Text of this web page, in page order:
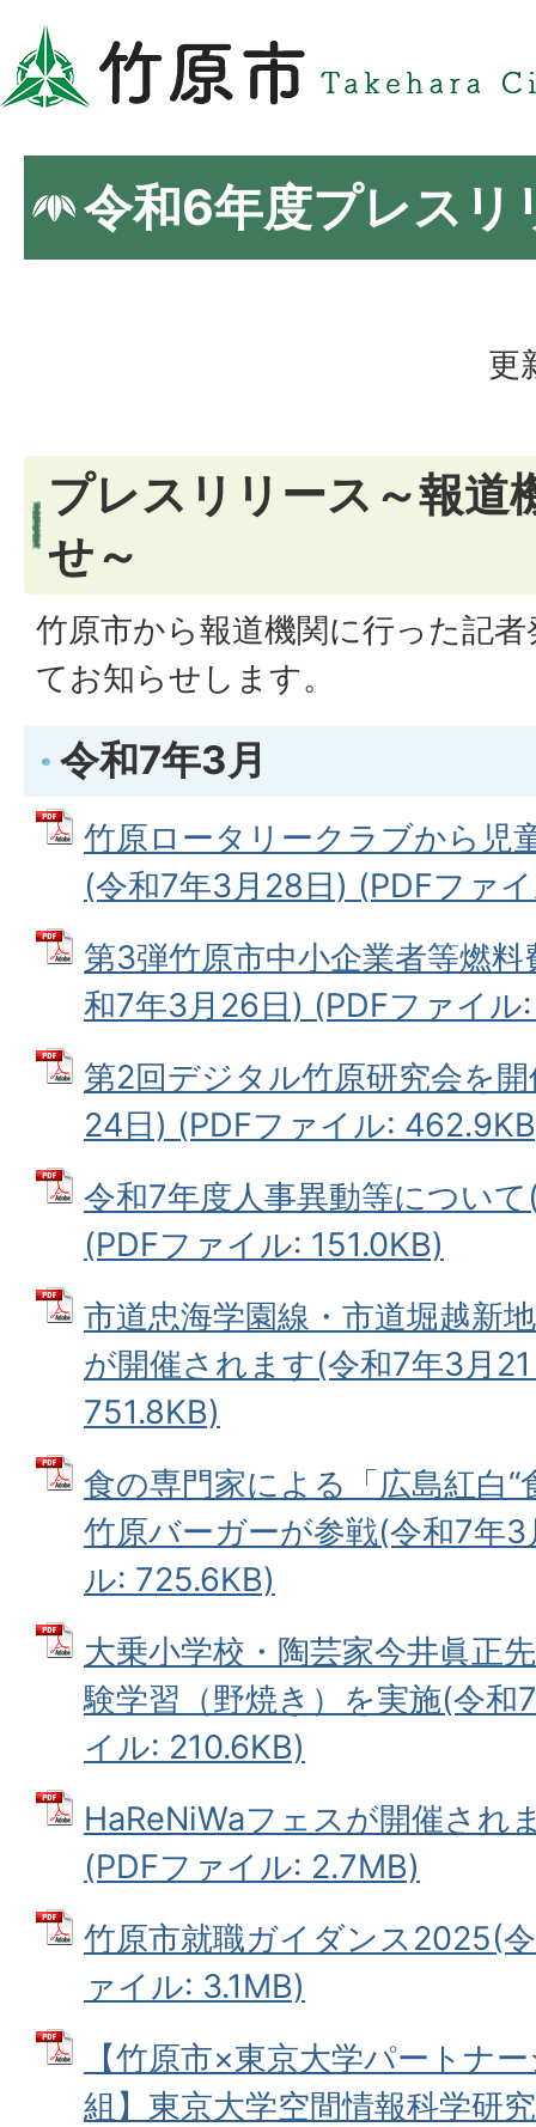
令和6年度プレスリ
更
プレスリリース～報道
せ～
竹原市から報道機関に行った記
てお知らせします。
令和7年3月
竹原ロータリークラブから児
(令和7年3月28日) (PDFファ
第3弾竹原市中小企業者等燃
和7年3月26日) (PDFファイル
第2回デジタル竹原研究会を
24日) (PDFファイル:
令和7年度人事異動等につい
(PDFファイル: 151.0KB)
市道忠海学園線・市道堀越新
が開催されます(令和7年3月
751.8KB)
食の専門家による「広島紅白“
竹原バーガーが参戦(令和7年
ル: 725.6KB)
大乗小学校・陶芸家今井眞正
験学習（野焼き）を実施(令和
イル: 210.6KB)
HaReNiWaフェスが開催され
(PDFファイル: 2.7MB)
竹原市就職ガイダンス2025(
ァイル: 3.1MB)
【竹原市×東京大学パートナ
組】東京大学空間情報科学研